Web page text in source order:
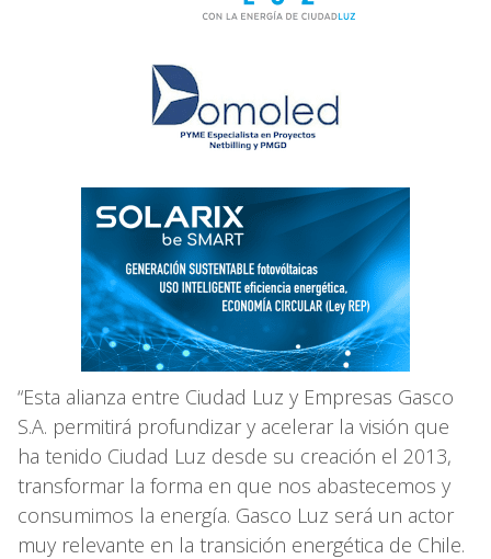
“Esta alianza entre Ciudad Luz y Empresas Gasco
S.A. permitirá profundizar y acelerar la visión que
ha tenido Ciudad Luz desde su creación el 2013,
transformar la forma en que nos abastecemos y
consumimos la energía. Gasco Luz será un actor
muy relevante en la transición energética de Chile.